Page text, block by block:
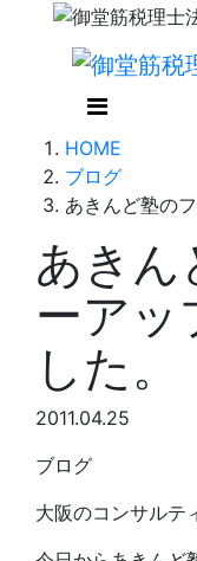
HOME
ブログ
あきんど塾の
あきん
ーアッ
した。
2011.04.25
ブログ
大阪のコンサル